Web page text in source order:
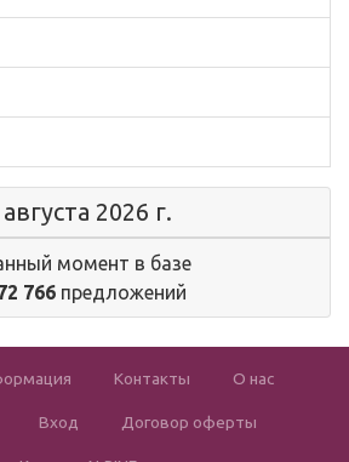
2026 г.
момент в базе
766предложений
Контакты О нас
Вход Договор оферты